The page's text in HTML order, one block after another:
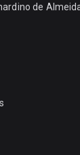
de